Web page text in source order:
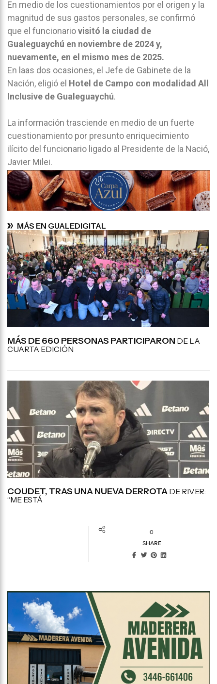
En medio de los cuestionamientos por el origen y la
magnitud de sus gastos personales, se confirmó
que el funcionariovisitó la ciudad de
Gualeguaychú en noviembre de 2024 y,
nuevamente, en el mismo mes de 2025.
En laas dos ocasiones, el Jefe de Gabinete de la
Nación, eligió el Hotel de Campo con modalidad All
Inclusive de Gualeguaychú.
La información trasciende en medio de un fuerte
cuestionamiento por presunto enriquecimiento
ilícito del funcionario ligado al Presidente de la Nació,
Javier Milei.
MÁS EN GUALEDIGITAL
MÁS DE 660 PERSONAS PARTICIPARON DE LA
CUARTA EDICIÓN
COUDET, TRAS UNA NUEVA DERROTA DE RIVER:
“ME ESTÁ
0
SHARE